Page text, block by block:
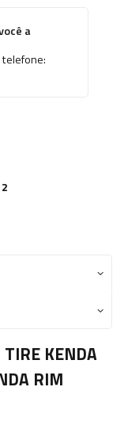
a
KENDA
RIM